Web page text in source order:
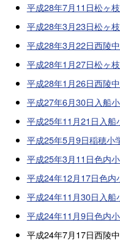
平成28年7月11日松ヶ
平成28年3月23日松ヶ
平成28年3月22日西陵
平成28年1月27日松ヶ
平成28年1月26日西陵
平成27年6月30日入船
平成25年11月21日入船
平成25年5月9日稲穂小
平成25年3月11日色内
平成24年12月17日色
平成24年11月30日入船
平成24年11月9日色内
平成24年7月17日西陵